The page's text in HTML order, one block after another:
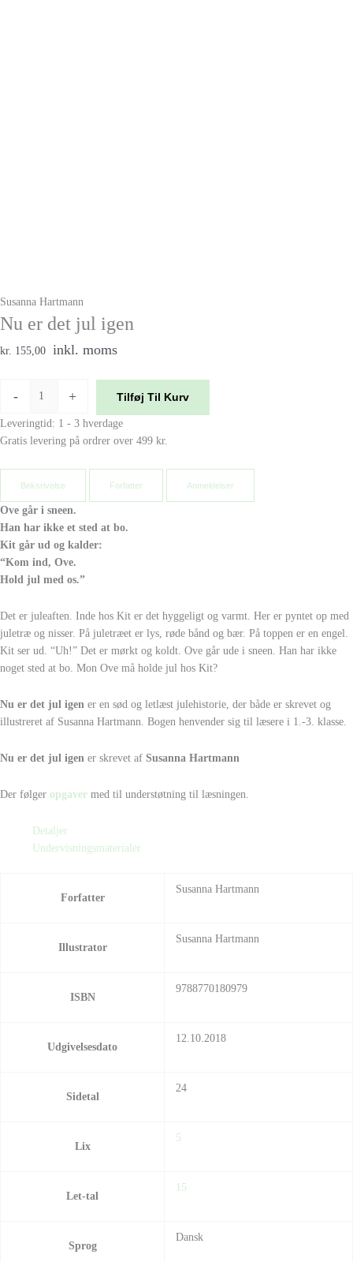
Susanna Hartmann
Nu er det jul igen
kr. 155,00 inkl. moms
- + Tilføj Til Kurv
Leveringtid: 1 - 3 hverdage
Gratis levering på ordrer over 499 kr.
Beksrivelse Forfatter Anmeldelser
Ove går i sneen.
Han har ikke et sted at bo.
Kit går ud og kalder:
“Kom ind, Ove.
Hold jul med os.”
Det er juleaften. Inde hos Kit er det hyggeligt og varmt. Her er pyntet op med
juletræ og nisser. På juletræet er lys, røde bånd og bær. På toppen er en engel.
Kit ser ud. “Uh!” Det er mørkt og koldt. Ove går ude i sneen. Han har ikke
noget sted at bo. Mon Ove må holde jul hos Kit?
Nu er det jul igen er en sød og letlæst julehistorie, der både er skrevet og
illustreret af Susanna Hartmann. Bogen henvender sig til læsere i 1.-3. klasse.
Nu er det jul igen er skrevet af Susanna Hartmann
Der følger opgaver med til understøtning til læsningen.
Detaljer
Undervisningsmaterialer
Forfatter
Susanna Hartmann
Illustrator
Susanna Hartmann
ISBN
9788770180979
Udgivelsesdato
12.10.2018
Sidetal
24
Lix
5
Let-tal
15
Sprog
Dansk